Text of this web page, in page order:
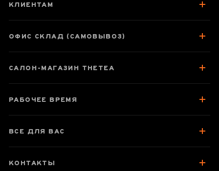
КЛИЕНТАМ
ОФИС СКЛАД (САМОВЫВОЗ)
САЛОН-МАГАЗИН THETEA
РАБОЧЕЕ ВРЕМЯ
ВСЕ ДЛЯ ВАС
КОНТАКТЫ